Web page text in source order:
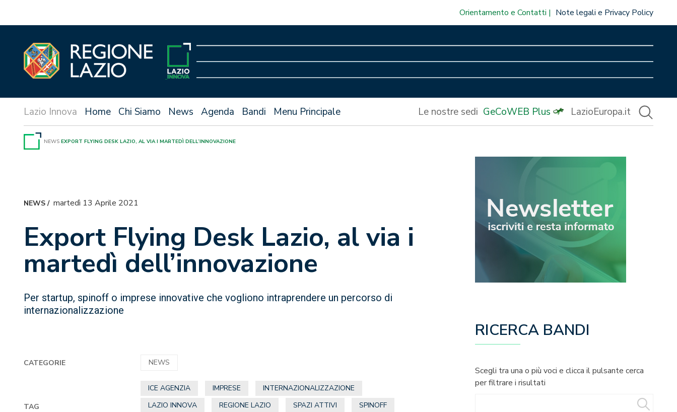
Orientamento e Contatti Note legali e Privacy Policy
Home Chi Siamo News Agenda Bandi Menu Principale Le nostre sedi GeCoWEB Plus LazioEuropa.it
NEWS EXPORT FLYING DESK LAZIO, AL VIA I MARTEDÌ DELL’INNOVAZIONE
NEWS/ martedì 13 Aprile 2021
Export Flying Desk Lazio, al via i
martedì dell’innovazione
Per startup, spinoff o imprese innovative che vogliono intraprendere un percorso di
internazionalizzazione
CATEGORIE NEWS
TAG
ICE AGENZIA IMPRESE
INTERNAZIONALIZZAZIONE
LAZIO INNOVA
REGIONE LAZIO SPAZI ATTIVI
SPINOFF
RICERCA BANDI
Scegli tra una o più voci e clicca il pulsante cerca
per filtrare i risultati